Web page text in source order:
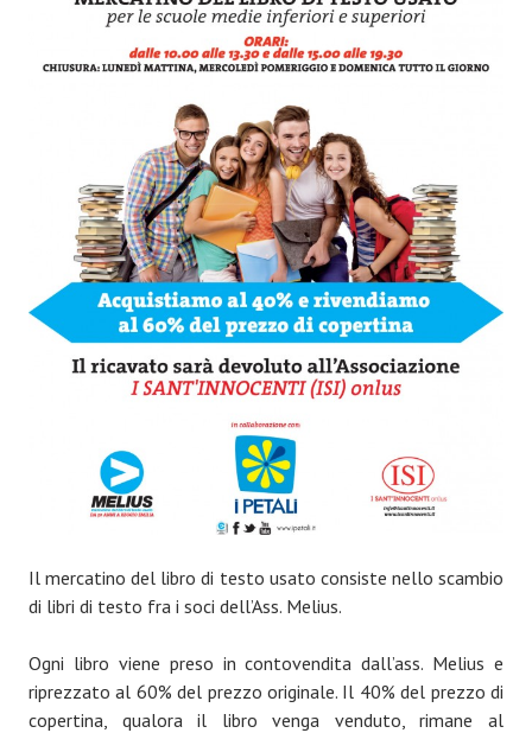
Il mercatino del libro di testo usato consiste nello scambio
di libri di testo fra i soci dell’Ass. Melius.
Ogni libro viene preso in contovendita dall’ass. Melius e
riprezzato al 60% del prezzo originale. Il 40% del prezzo di
copertina, qualora il libro venga venduto, rimane al